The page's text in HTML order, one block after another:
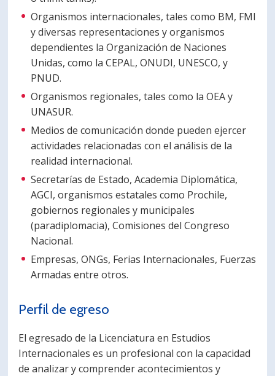
PUBLICACIONES
BIBLIOTECA
PORTUGUÊS
Estudiantes Egresados
Organismos internacionales, tales como BM, FMI
y diversas representaciones y organismos
dependientes la Organización de Naciones
Unidas, como la CEPAL, ONUDI, UNESCO, y
PNUD.
Organismos regionales, tales como la OEA y
UNASUR.
Medios de comunicación donde pueden ejercer
actividades relacionadas con el análisis de la
realidad internacional.
Secretarías de Estado, Academia Diplomática,
AGCI, organismos estatales como Prochile,
gobiernos regionales y municipales
(paradiplomacia), Comisiones del Congreso
Nacional.
Empresas, ONGs, Ferias Internacionales, Fuerzas
Armadas entre otros.
Perfil de egreso
El egresado de la Licenciatura en Estudios
Internacionales es un profesional con la capacidad
de analizar y comprender acontecimientos y